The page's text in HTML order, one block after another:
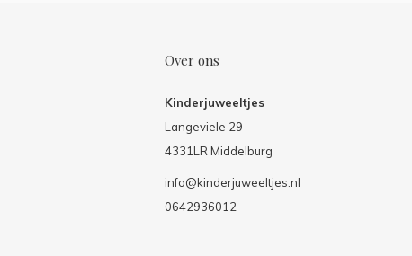
Over ons
Kinderjuweeltjes
Langeviele 29
4331LR Middelburg
info@kinderjuweeltjes.nl
0642936012